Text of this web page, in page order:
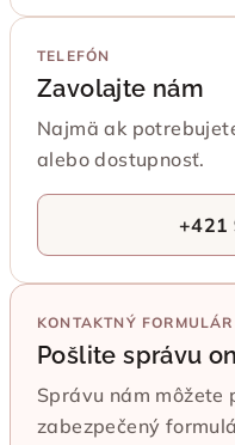
TELEFÓN
Zavolajte nám
Najmä ak
alebo dostupnosť.
+421
KONTAKTNÝ FORMULÁR
Pošlite správu
Správu nám môžete
zabezpečený